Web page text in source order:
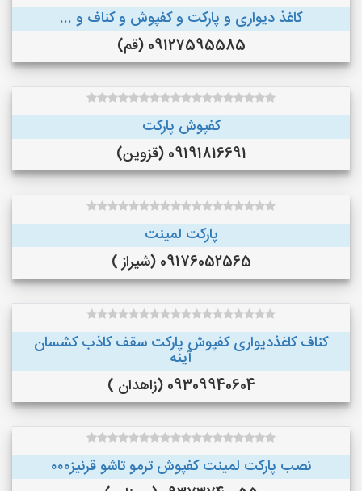
کاغذ دیواری و پارکت و کفپوش و کناف و ...
09127595585 (قم)
کفپوش پارکت
09191816691 (قزوین)
پارکت لمینت
09176052565 (شیراز )
کناف کاغذدیواری کفپوش پارکت سقف کاذب کشسان
آینه
09309940604 (زاهدان )
نصب پارکت لمینت کفپوش ترمو تاشو قرنیز۰۰۰